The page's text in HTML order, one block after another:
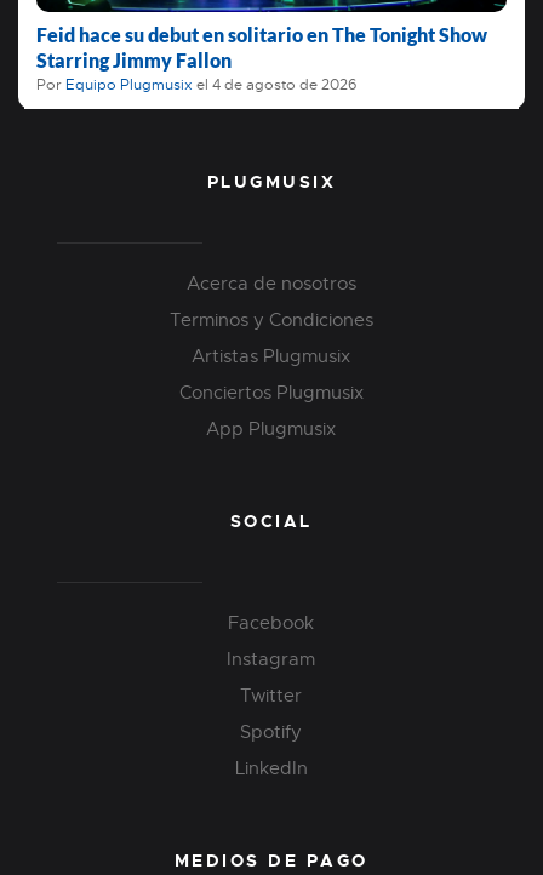
Feid hace su debut en solitario en The Tonight Show
Starring Jimmy Fallon
Por Equipo Plugmusix el 4 de agosto de 2026
PLUGMUSIX
Acerca de nosotros
Terminos y Condiciones
Artistas Plugmusix
Conciertos Plugmusix
App Plugmusix
SOCIAL
Facebook
Instagram
Twitter
Spotify
LinkedIn
MEDIOS DE PAGO